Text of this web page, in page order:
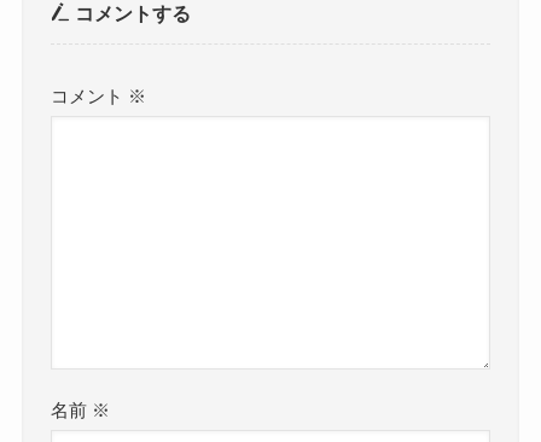
コメントする
コメント ※
名前 ※